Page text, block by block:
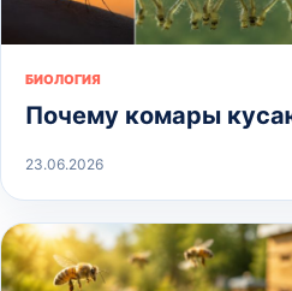
БИОЛОГИЯ
Почему комары
23.06.2026